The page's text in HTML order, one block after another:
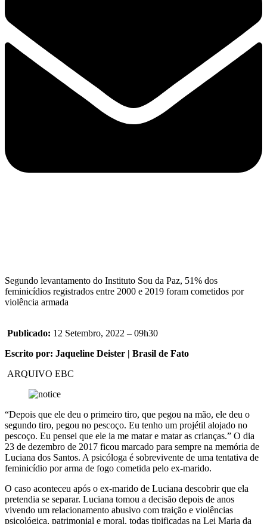
Segundo levantamento do Instituto Sou da Paz, 51% dos
feminicídios registrados entre 2000 e 2019 foram cometidos por
violência armada
Publicado: 12 Setembro, 2022 – 09h30
Escrito por: Jaqueline Deister | Brasil de Fato
ARQUIVO EBC
“Depois que ele deu o primeiro tiro, que pegou na mão, ele deu o
segundo tiro, pegou no pescoço. Eu tenho um projétil alojado no
pescoço. Eu pensei que ele ia me matar e matar as crianças.” O dia
23 de dezembro de 2017 ficou marcado para sempre na memória de
Luciana dos Santos. A psicóloga é sobrevivente de uma tentativa de
feminicídio por arma de fogo cometida pelo ex-marido.
O caso aconteceu após o ex-marido de Luciana descobrir que ela
pretendia se separar. Luciana tomou a decisão depois de anos
vivendo um relacionamento abusivo com traição e violências
psicológica, patrimonial e moral, todas tipificadas na Lei Maria da